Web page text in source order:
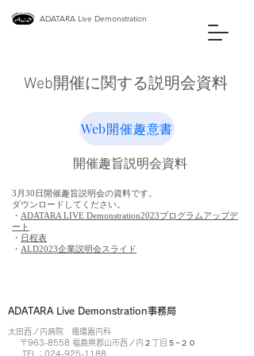
ADATARA Live Demonstration
Web開催に関する説明会資料
Web開催趣意書
開催趣旨説明会資料
3月30日開催趣旨説明会の資料です。
​ダウンロードしてください。
・ ADATARA LIVE Demonstration2023プログラムアップデ
ート
・ 日程表
・ ALD2023企業説明会スライド
ADATARA Live Demonstration事務局
太田西ノ内病院 循環器内科
〒963-8558 福島県郡山市西ノ内２丁目５−２０
TEL：024-925-1188